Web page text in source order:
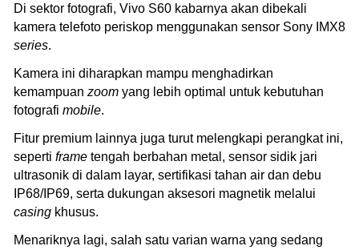
Di sektor fotografi, Vivo S60 kabarnya akan dibekali
kamera telefoto periskop menggunakan sensor Sony IMX8
series.
Kamera ini diharapkan mampu menghadirkan
kemampuan zoom yang lebih optimal untuk kebutuhan
fotografi mobile.
Fitur premium lainnya juga turut melengkapi perangkat ini,
seperti frame tengah berbahan metal, sensor sidik jari
ultrasonik di dalam layar, sertifikasi tahan air dan debu
IP68/IP69, serta dukungan aksesori magnetik melalui
casing khusus.
Menariknya lagi, salah satu varian warna yang sedang